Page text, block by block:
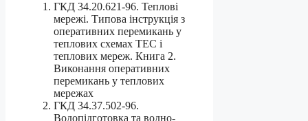
ГКД 34.20.621-96. Теплові
мережі. Типова інструкція з
оперативних перемикань у
теплових схемах ТЕС і
теплових мереж. Книга 2.
Виконання оперативних
перемикань у теплових
мережах
ГКД 34.37.502-96.
Водопідготовка та водно-